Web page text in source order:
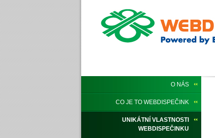
O NÁS
CO JE TO WEBDISPEČINK
UNIKÁTNÍ VLASTNOSTI
WEBDISPEČINKU